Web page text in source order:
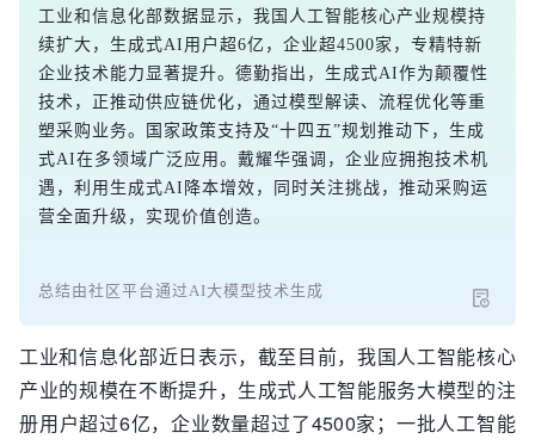
工业和信息化部数据显示，我国人工智能核心产业规模持
续扩大，生成式AI用户超6亿，企业超4500家，专精特新
企业技术能力显著提升。德勤指出，生成式AI作为颠覆性
技术，正推动供应链优化，通过模型解读、流程优化等重
塑采购业务。国家政策支持及“十四五”规划推动下，生成
式AI在多领域广泛应用。戴耀华强调，企业应拥抱技术机
遇，利用生成式AI降本增效，同时关注挑战，推动采购运
营全面升级，实现价值创造。
总结由社区平台通过AI大模型技术生成
工业和信息化部近日表示，截至目前，我国人工智能核心
产业的规模在不断提升，生成式人工智能服务大模型的注
册用户超过6亿，企业数量超过了4500家；一批人工智能